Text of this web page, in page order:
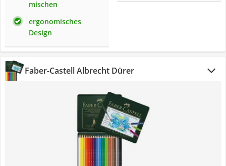
mischen
ergonomisches
Design
Faber-Castell Albrecht Dürer